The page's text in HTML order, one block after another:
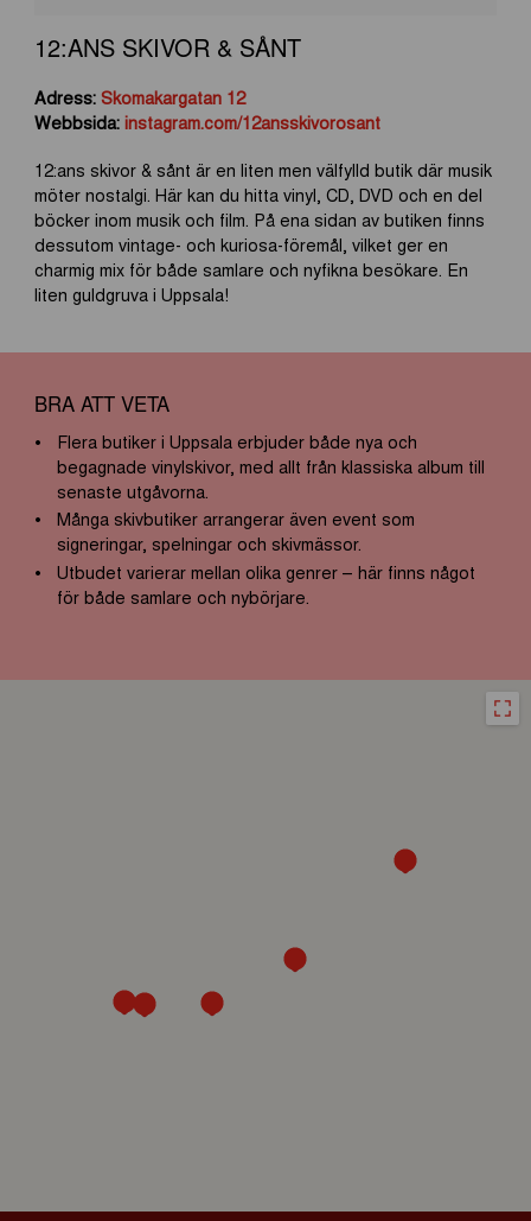
12:ANS SKIVOR & SÅNT
Adress:Skomakargatan 12
Webbsida:instagram.com/12ansskivorosant
12:ans skivor & sånt är en liten men välfylld butik där musik
möter nostalgi. Här kan du hitta vinyl, CD, DVD och en del
böcker inom musik och film. På ena sidan av butiken finns
dessutom vintage- och kuriosa-föremål, vilket ger en
charmig mix för både samlare och nyfikna besökare. En
liten guldgruva i Uppsala!
BRA ATT VETA
Flera butiker i Uppsala erbjuder både nya och
begagnade vinylskivor, med allt från klassiska album till
senaste utgåvorna.
Många skivbutiker arrangerar även event som
signeringar, spelningar och skivmässor.
Utbudet varierar mellan olika genrer – här finns något
för både samlare och nybörjare.